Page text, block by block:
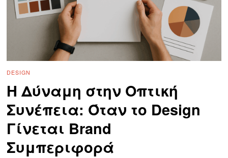
DESIGN
Η Δύναμη στην Οπτική
Συνέπεια: Όταν το Design
Γίνεται Brand
Συμπεριφορά